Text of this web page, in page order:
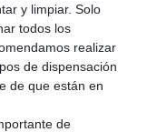
y limpiar. Solo
todos los
realizar
de dispensación
de que están en
de